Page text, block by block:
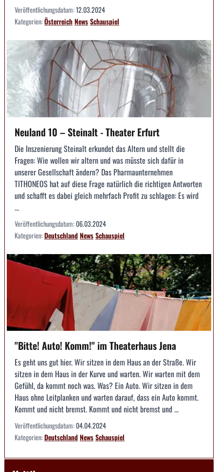
Veröffentlichungsdatum:12.03.2024
Kategorien:ÖsterreichNewsSchauspiel
Neuland 10 – Steinalt - Theater Erfurt
Die Inszenierung Steinalt erkundet das Altern und stellt die
Fragen: Wie wollen wir altern und was müsste sich dafür in
unserer Gesellschaft ändern? Das Pharmaunternehmen
TITHONEOS hat auf diese Frage natürlich die richtigen Antworten
und schafft es dabei gleich mehrfach Profit zu schlagen: Es wird
...
Veröffentlichungsdatum:06.03.2024
Kategorien:DeutschlandNewsSchauspiel
"Bitte! Auto! Komm!" im Theaterhaus Jena
Es geht uns gut hier. Wir sitzen in dem Haus an der Straße. Wir
sitzen in dem Haus in der Kurve und warten. Wir warten mit dem
Gefühl, da kommt noch was. Was? Ein Auto. Wir sitzen in dem
Haus ohne Leitplanken und warten darauf, dass ein Auto kommt.
Kommt und nicht bremst. Kommt und nicht bremst und ...
Veröffentlichungsdatum:04.04.2024
Kategorien:DeutschlandNewsSchauspiel